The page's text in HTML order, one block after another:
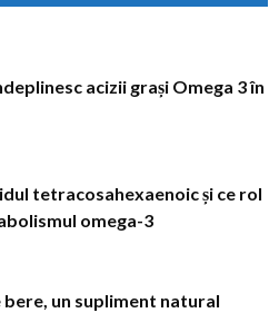
acizii grași Omega 3 în
tetracosahexaenoic și ce rol
omega-3
un supliment natural